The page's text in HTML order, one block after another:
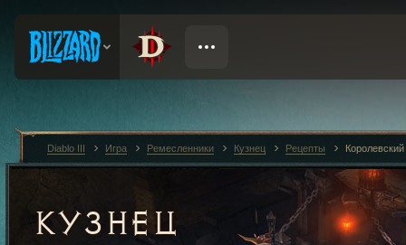
КУЗНЕЦ
Diablo III Игра Ремесленники Кузнец Рецепты